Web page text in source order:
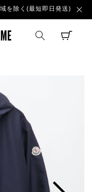
を除く(最短即日発送)
TIME AFTER
CART